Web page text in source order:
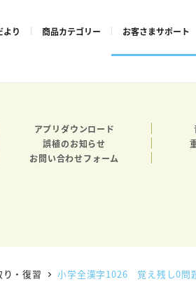
より 商品カテゴリー お客さまサポート
アプリダウンロード
誤植のお知らせ
お問い合わせフォーム
り・復習 小学全漢字1026 覚え残し0問